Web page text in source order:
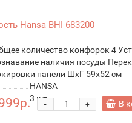
Hansa BHI 683200
количество конфорок 4
наличия посуды
панели ШхГ 59х52 см
HANSA
3 шт.
+
- В